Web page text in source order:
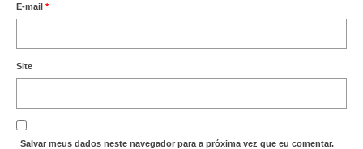
E-mail *
Site
Salvar meus dados neste navegador para a próxima vez que eu comentar.